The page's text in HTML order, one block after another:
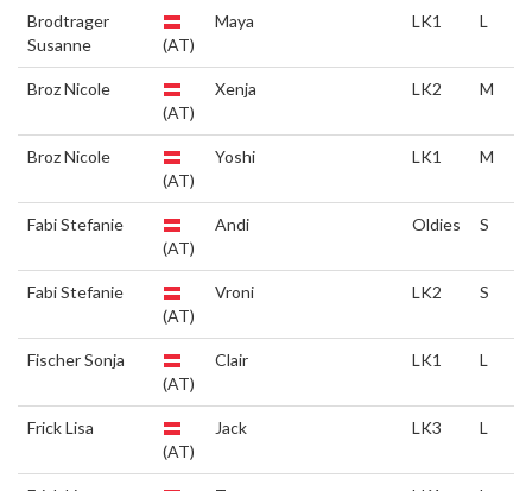
Brodtrager
Susanne
(AT)
Maya LK1 L
Broz Nicole
(AT)
Xenja LK2 M
Broz Nicole
(AT)
Yoshi LK1 M
Fabi Stefanie
(AT)
Andi Oldies S
Fabi Stefanie
(AT)
Vroni LK2 S
Fischer Sonja
(AT)
Clair LK1 L
Frick Lisa
(AT)
Jack LK3 L